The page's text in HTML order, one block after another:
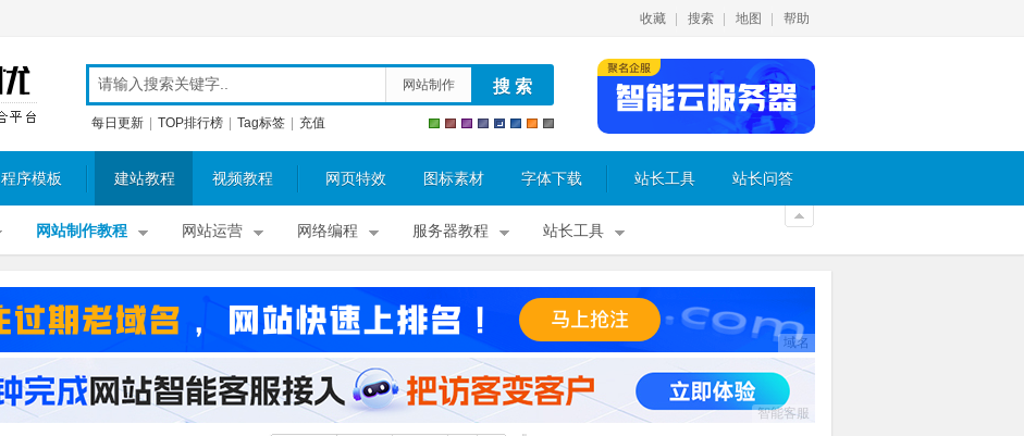
收藏 搜索 地图 帮助
网站制作
每日更新 TOP排行榜 Tag标签 充值
程序模板 建站教程 视频教程 网页特效 图标素材 字体下载 站长工具 站长问答
网站制作教程 网站运营 网络编程 服务器教程 站长工具
域名
智能客服